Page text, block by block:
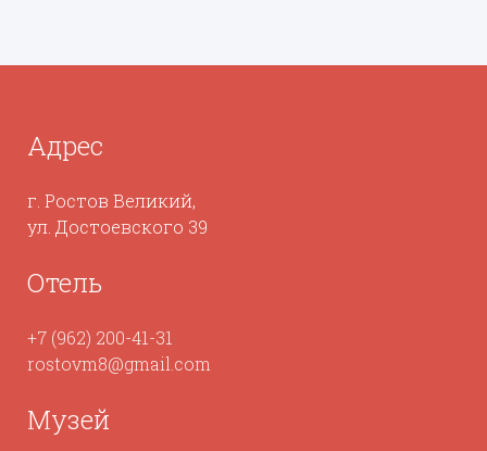
Адрес
г. Ростов Великий,
ул. Достоевского 39
Отель
+7 (962) 200-41-31
rostovm8@gmail.com
Музей